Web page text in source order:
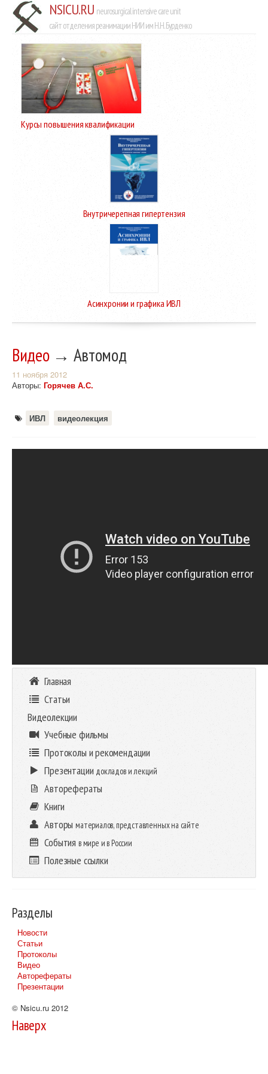
NSICU.RU neurosurgical intensive care unit
сайт отделения реанимации НИИ им Н.Н. Бурденко
Курсы повышения квалификации
Внутричерепная гипертензия
Асинхронии и графика ИВЛ
Видео→ Автомод
11 ноября 2012
Авторы: Горячев А.С.
ИВЛ видеолекция
Главная
Статьи
Видеолекции
Учебные фильмы
Протоколы и рекомендации
Презентации докладов и лекций
Авторефераты
Книги
Авторыматериалов, представленных на сайте
События в мире и в России
Полезные ссылки
Разделы
Новости
Статьи
Протоколы
Видео
Авторефераты
Презентации
© Nsicu.ru 2012
Наверх